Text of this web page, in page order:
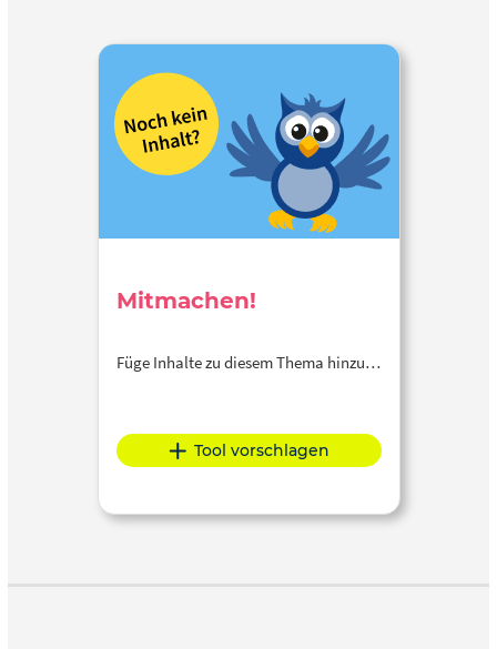
Mitmachen!
Füge Inhalte zu diesem Thema hinzu…
Tool vorschlagen